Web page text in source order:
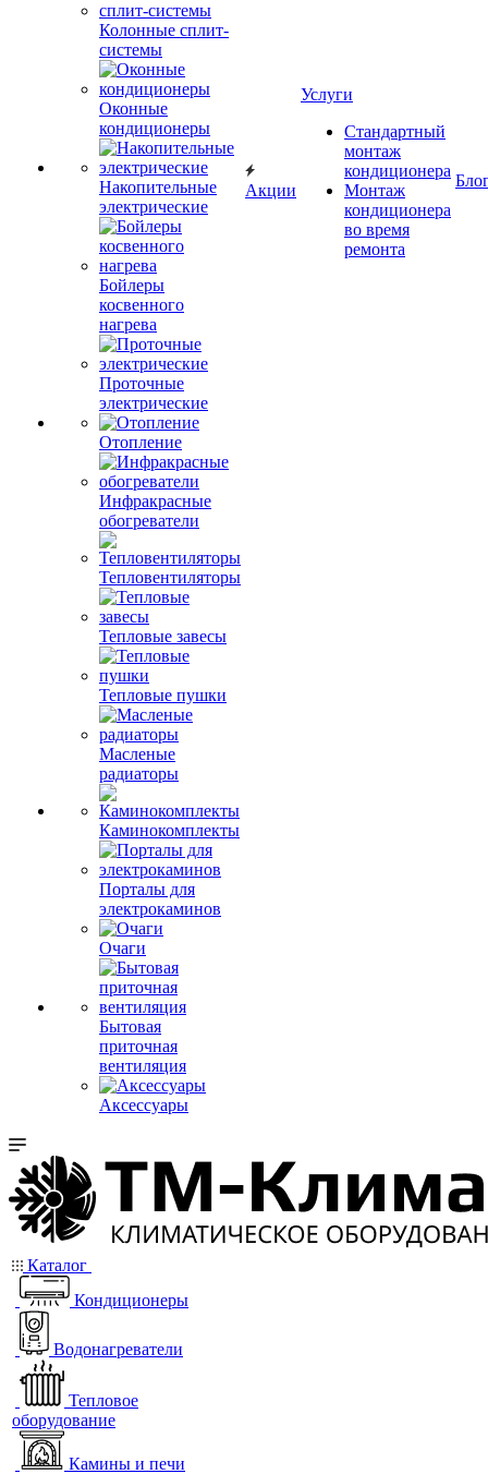
Колонные сплит-
системы
Оконные
кондиционеры
Накопительные
электрические
Бойлеры
косвенного
нагрева
Проточные
электрические
Отопление
Инфракрасные
обогреватели
Тепловентиляторы
Тепловые завесы
Тепловые пушки
Масленые
радиаторы
Каминокомплекты
Порталы для
электрокаминов
Очаги
Бытовая
приточная
вентиляция
Аксессуары
Акции
Услуги
Стандартный
монтаж
кондиционера
Монтаж
кондиционера
во время
ремонта
Каталог
Кондиционеры
Водонагреватели
Тепловое
оборудование
Камины и печи